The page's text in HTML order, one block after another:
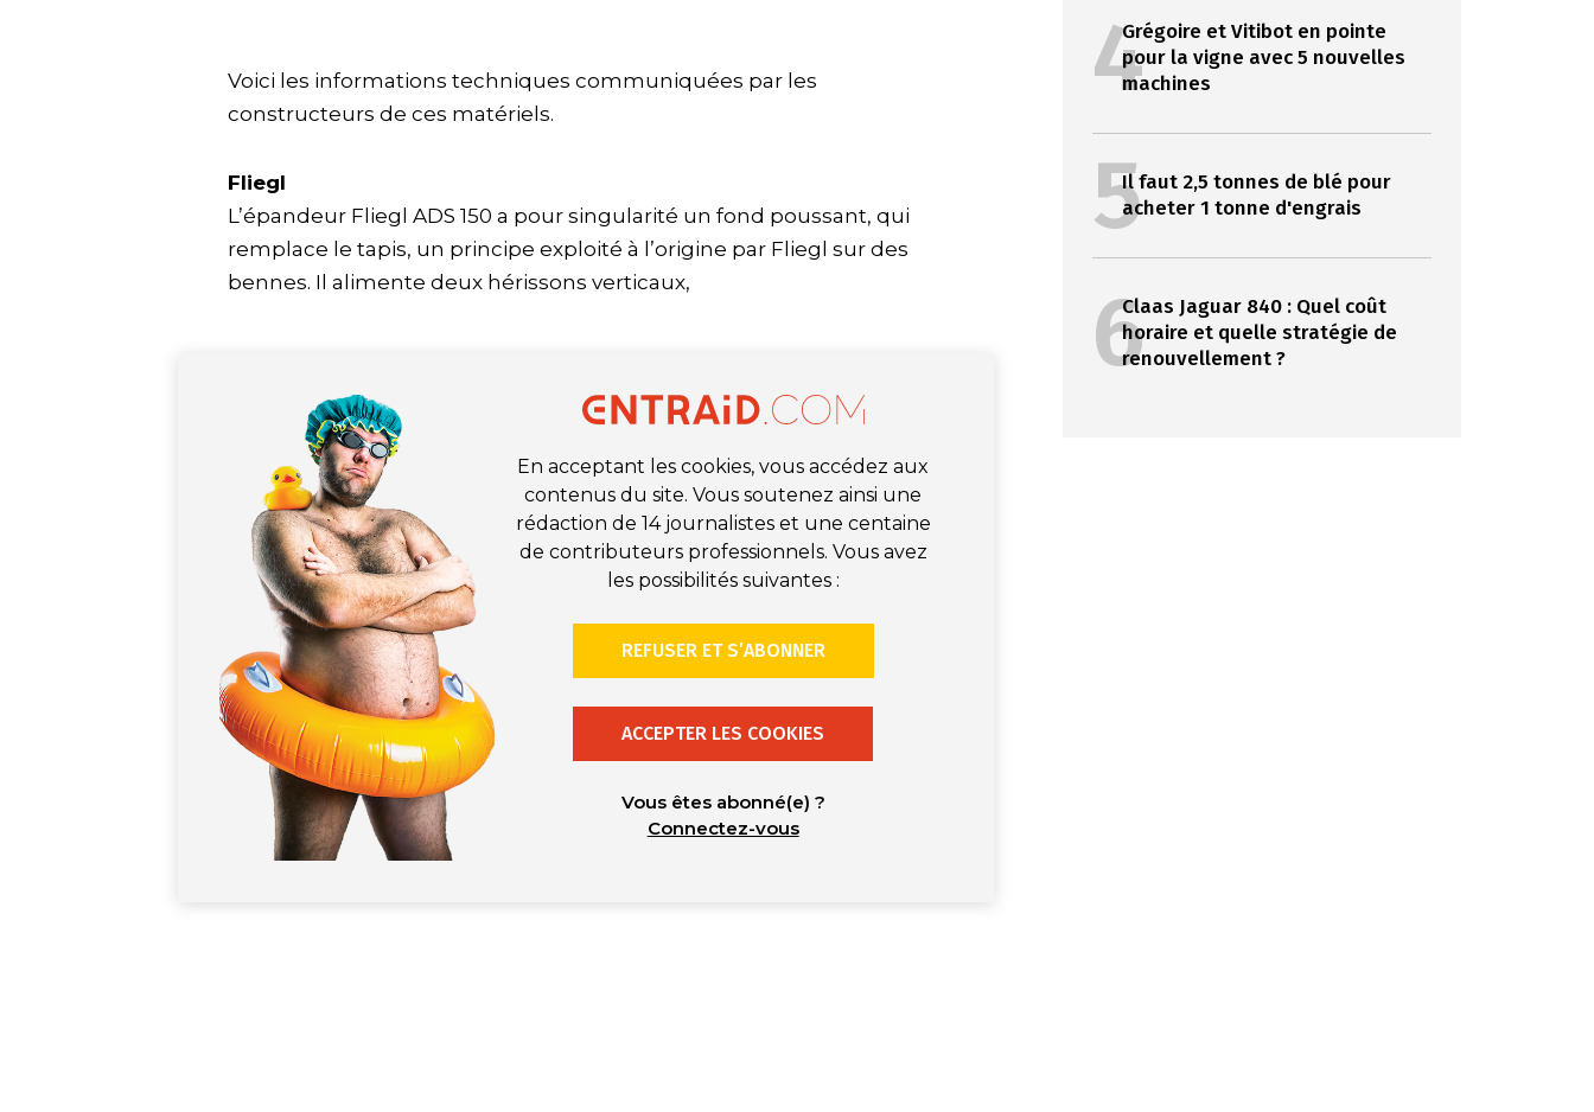
Voici les informations techniques communiquées par les
constructeurs de ces matériels.
Fliegl
L’épandeur Fliegl ADS 150 a pour singularité un fond poussant, qui
remplace le tapis, un principe exploité à l’origine par Fliegl sur des
bennes. Il alimente deux hérissons verticaux,
En acceptant les cookies, vous accédez aux
contenus du site. Vous soutenez ainsi une
rédaction de 14 journalistes et une centaine
de contributeurs professionnels. Vous avez
les possibilités suivantes :
REFUSER ET S’ABONNER
ACCEPTER LES COOKIES
Vous êtes abonné(e) ?
Connectez-vous
4Grégoire et Vitibot en pointe
pour la vigne avec 5 nouvelles
machines
5Il faut 2,5 tonnes de blé pour
acheter 1 tonne d'engrais
6Claas Jaguar 840 : Quel coût
horaire et quelle stratégie de
renouvellement ?